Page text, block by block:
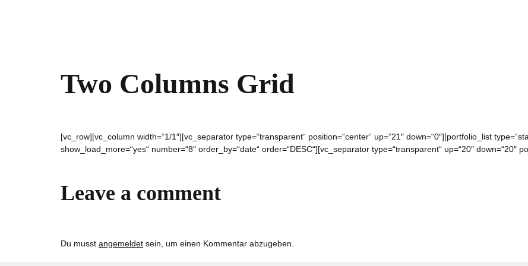
Two Columns Grid
[vc_row][vc_column width=“1/1″][vc_separator type=“transparent“ position=“center“ up=“21″ down=“0″][portfolio_list
show_load_more=“yes“ number=“8″ order_by=“date“ order=“DESC“][vc_separator type=“transparent“ up=“20″ down=“20″
Leave a comment
Du musst angemeldet sein, um einen Kommentar abzugeben.